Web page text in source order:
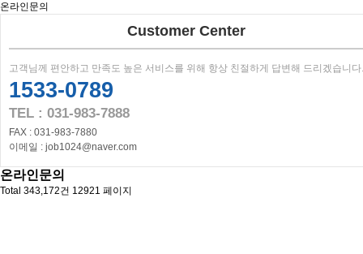
온라인문의
Customer Center
고객님께 편안하고 만족도 높은 서비스를 위해 항상 친절하게 답변해 드리겠습니다.
1533-0789
TEL : 031-983-7888
FAX : 031-983-7880
이메일 : job1024@naver.com
온라인문의
Total 343,172건 12921 페이지